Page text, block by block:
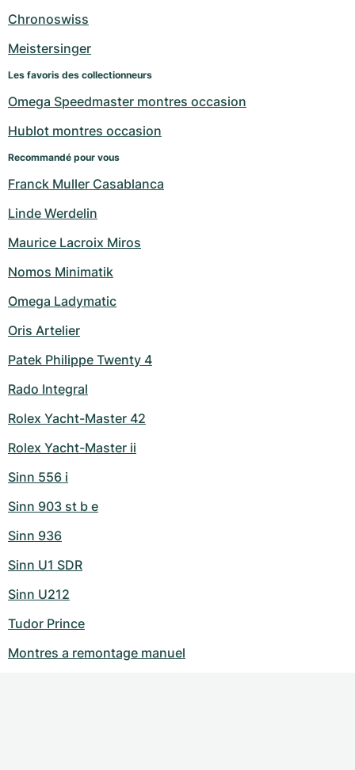
Chronoswiss
Meistersinger
Les favoris des collectionneurs
Omega Speedmaster montres occasion
Hublot montres occasion
Recommandé pour vous
Franck Muller Casablanca
Linde Werdelin
Maurice Lacroix Miros
Nomos Minimatik
Omega Ladymatic
Oris Artelier
Patek Philippe Twenty 4
Rado Integral
Rolex Yacht-Master 42
Rolex Yacht-Master ii
Sinn 556 i
Sinn 903 st b e
Sinn 936
Sinn U1 SDR
Sinn U212
Tudor Prince
Montres a remontage manuel